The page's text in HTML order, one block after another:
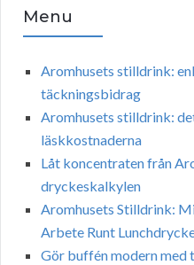
Menu
Aromhusets stilldrink:
täckningsbidrag
Aromhusets stilldrink:
läskkostnaderna
Låt koncentraten från
dryckeskalkylen
Aromhusets Stilldrink:
Arbete Runt
Gör buffén modern